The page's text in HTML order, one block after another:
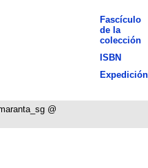
Fascículo
de la
colección
ISBN
Expedición
@